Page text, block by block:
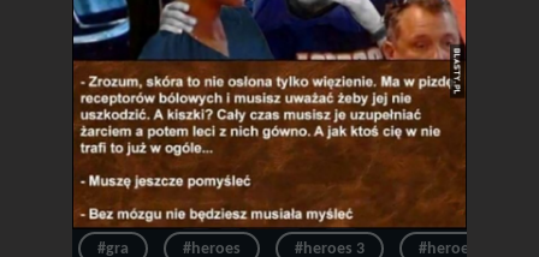
#gra #heroes #heroes 3 #heroes of